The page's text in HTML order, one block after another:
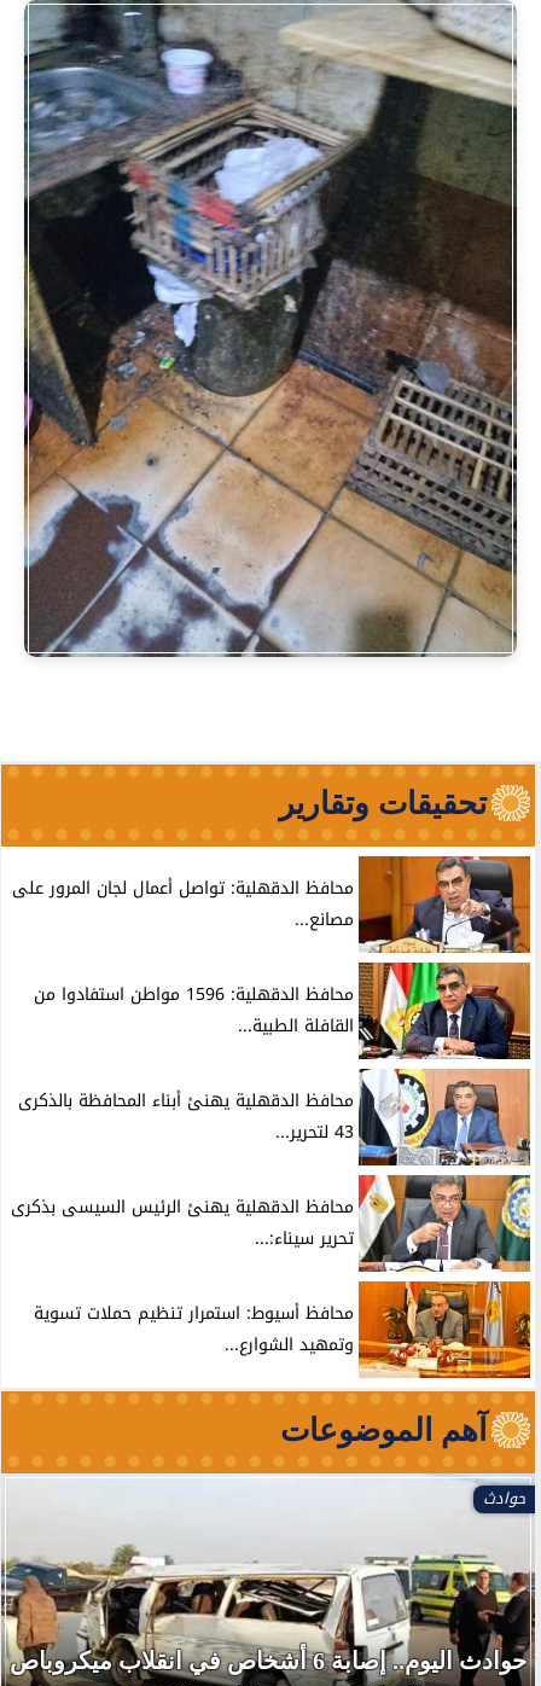
تحقيقات وتقارير
محافظ الدقهلية: تواصل أعمال لجان المرور على
مصانع...
محافظ الدقهلية: 1596 مواطن استفادوا من
القافلة الطبية...
محافظ الدقهلية يهنئ أبناء المحافظة بالذكرى
43 لتحرير...
محافظ الدقهلية يهنئ الرئيس السيسى بذكرى
تحرير سيناء:...
محافظ أسيوط: استمرار تنظيم حملات تسوية
وتمهيد الشوارع...
آهم الموضوعات
العالم
استهداف سفينة تابعة لأدنوك بصاروخ أثناء عبورها